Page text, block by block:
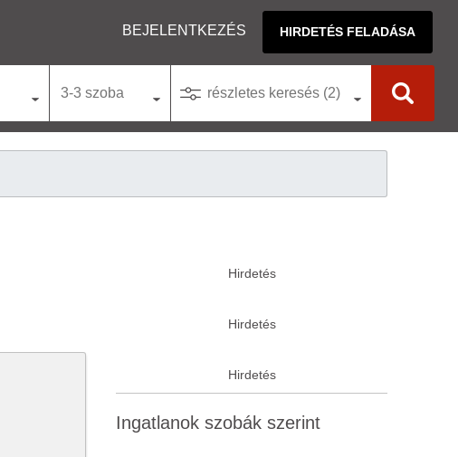
BEJELENTKEZÉS HIRDETÉS FELADÁSA
3-3 szoba részletes keresés (2)
Ingatlanok szobák szerint